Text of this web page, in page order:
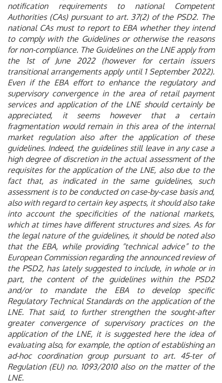
notification requirements to national Competent
Authorities (CAs) pursuant to art. 37(2) of the PSD2. The
national CAs must to report to EBA whether they intend
to comply with the Guidelines or otherwise the reasons
for non-compliance. The Guidelines on the LNE apply from
the 1st of June 2022 (however for certain issuers
transitional arrangements apply until 1 September 2022).
Even if the EBA effort to enhance the regulatory and
supervisory convergence in the area of retail payment
services and application of the LNE should certainly be
appreciated, it seems however that a certain
fragmentation would remain in this area of the internal
market regulation also after the application of these
guidelines. Indeed, the guidelines still leave in any case a
high degree of discretion in the actual assessment of the
requisites for the application of the LNE, also due to the
fact that, as indicated in the same guidelines, such
assessment is to be conducted on case-by-case basis and,
also with regard to certain key aspects, it should also take
into account the specificities of the national markets,
which at times have different structures and sizes. As for
the legal nature of the guidelines, it should be noted also
that the EBA, while providing “technical advice” to the
European Commission regarding the announced review of
the PSD2, has lately suggested to include, in whole or in
part, the content of the guidelines within the PSD2
and/or to mandate the EBA to develop specific
Regulatory Technical Standards on the application of the
LNE. That said, to further strengthen the sought-after
greater convergence of supervisory practices on the
application of the LNE, it is suggested here the idea of
evaluating also, for example, the option of establishing an
ad-hoc coordination group pursuant to art. 45-ter of
Regulation (EU) no. 1093/2010 also on the matter of the
LNE.